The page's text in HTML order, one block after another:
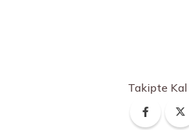
Takipte Kal